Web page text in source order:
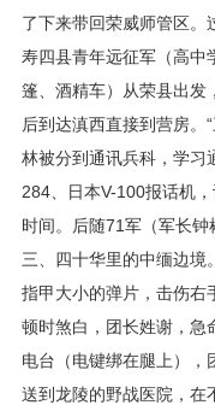
了下来带回荣威师管区。
寿四县青年远征军（高中
篷、酒精车）从荣县出发
后到达滇西直接到营房。
林被分到通讯兵科，学习
284、日本V-100报话机
时间。后随71军（军长
三、四十华里的中缅边境
指甲大小的弹片，击伤右
顿时煞白，团长姓谢，急
电台（电键绑在腿上），
送到龙陵的野战医院，在